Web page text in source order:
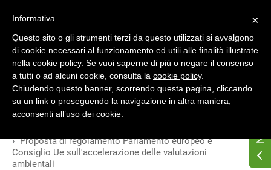
Home
Osservatorio di normativa energetica
Normativa energetica nazionale
Proposta di regolamento Parlamento europeo e
Consiglio Ue sull'accelerazione delle valutazioni
ambientali
×
Informativa
Questo sito o gli strumenti terzi da questo utilizzati si avvalgono
di cookie necessari al funzionamento ed utili alle finalità illustrate
nella cookie policy. Se vuoi saperne di più o negare il consenso
a tutti o ad alcuni cookie, consulta la cookie policy.
Chiudendo questo banner, scorrendo questa pagina, cliccando
su un link o proseguendo la navigazione in altra maniera,
acconsenti all’uso dei cookie.